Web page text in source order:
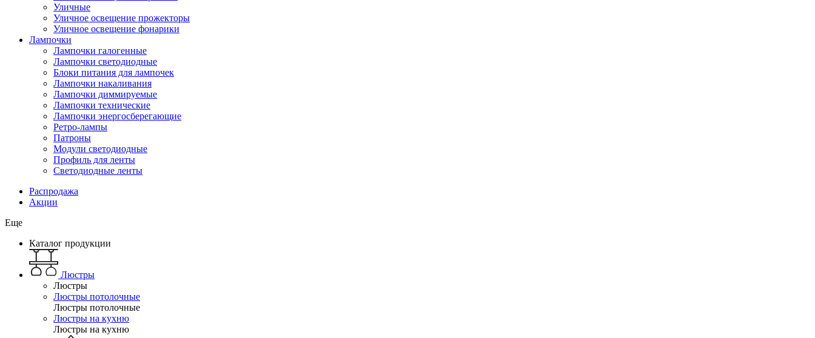
Уличные
Уличное освещение прожекторы
Уличное освещение фонарики
Лампочки
Лампочки галогенные
Лампочки светодиодные
Блоки питания для лампочек
Лампочки накаливания
Лампочки диммируемые
Лампочки технические
Лампочки энергосберегающие
Ретро-лампы
Патроны
Модули светодиодные
Профиль для ленты
Светодиодные ленты
Распродажа
Акции
Еще
Каталог продукции
Люстры
Люстры
Люстры потолочные
Люстры потолочные
Люстры на кухню
Люстры на кухню